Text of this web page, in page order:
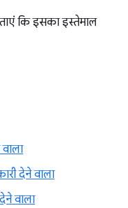
कि इसका इस्तेमाल
देने वाला
वाला